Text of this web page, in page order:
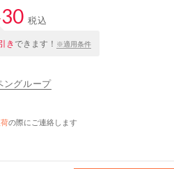
税込
きできます！ ※適用条件
グループ
の際にご連絡します